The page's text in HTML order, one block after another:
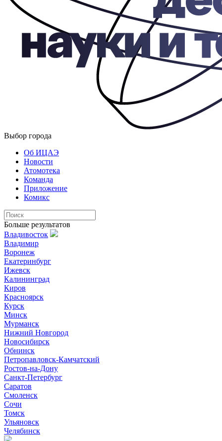
Выбор города
Об ИЦАЭ
Новости
Атомотека
Команда
Приложение
Комикс
Больше результатов
Владивосток
Владимир
Воронеж
Екатеринбург
Ижевск
Калининград
Киров
Красноярск
Курск
Минск
Мурманск
Нижний Новгород
Новосибирск
Обнинск
Петропавловск-Камчатский
Ростов-на-Дону
Санкт-Петербург
Саратов
Смоленск
Сочи
Томск
Ульяновск
Челябинск